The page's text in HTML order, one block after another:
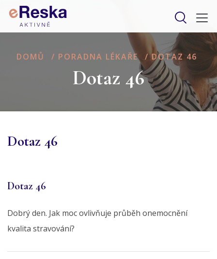
DOMŮ / PORADNA LÉKAŘE / DOTAZ 46
Dotaz 46
Dotaz 46
Dotaz 46
Dobrý den. Jak moc ovlivňuje průběh onemocnění
kvalita stravování?